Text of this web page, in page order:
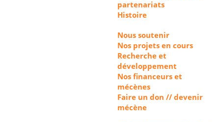
partenariats
Histoire
Nous soutenir
Nos projets en cours
Recherche et
développement
Nos financeurs et
mécènes
Faire un don // devenir
mécène